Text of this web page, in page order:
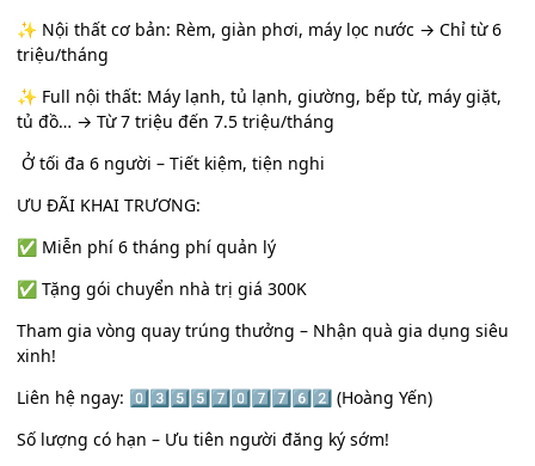
✨ Nội thất cơ bản: Rèm, giàn phơi, máy lọc nước → Chỉ từ 6
triệu/tháng
✨ Full nội thất: Máy lạnh, tủ lạnh, giường, bếp từ, máy giặt,
tủ đồ… → Từ 7 triệu đến 7.5 triệu/tháng
‍‍‍ Ở tối đa 6 người – Tiết kiệm, tiện nghi
ƯU ĐÃI KHAI TRƯƠNG:
✅ Miễn phí 6 tháng phí quản lý
✅ Tặng gói chuyển nhà trị giá 300K
Tham gia vòng quay trúng thưởng – Nhận quà gia dụng siêu
xinh!
Liên hệ ngay: 0️⃣3️⃣5️⃣5️⃣7️⃣0️⃣7️⃣7️⃣6️⃣2️⃣ (Hoàng Yến)
Số lượng có hạn – Ưu tiên người đăng ký sớm!